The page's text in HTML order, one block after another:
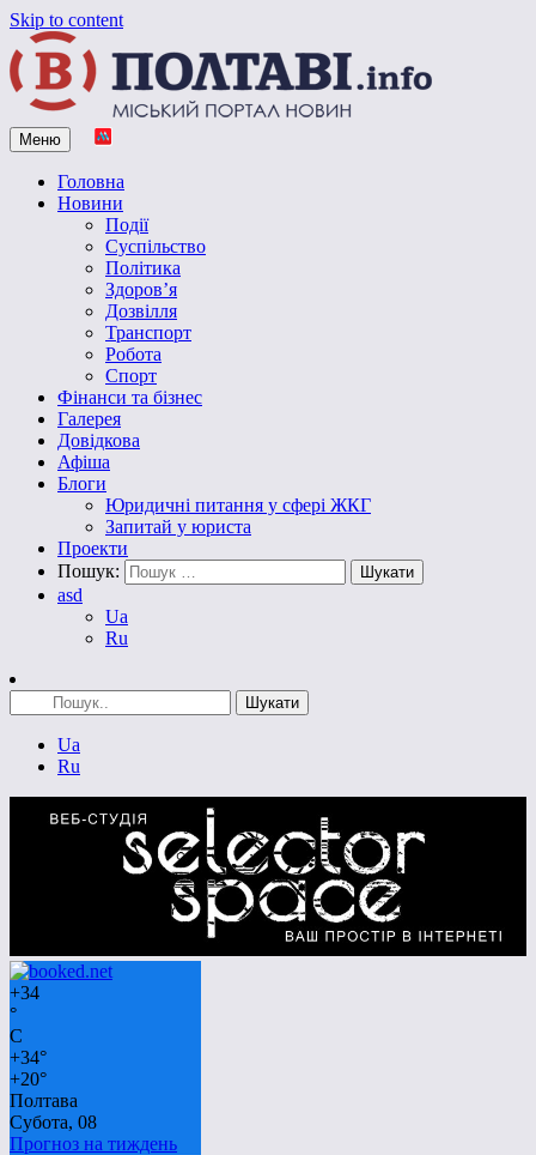
Skip to content
Vpoltave.info
Полтавський портал новин
Меню
Головна
Новини
Події
Суспільство
Політика
Здоров’я
Дозвілля
Транспорт
Робота
Спорт
Фінанси та бізнес
Галерея
Довідкова
Афіша
Блоги
Юридичні питання у сфері ЖКГ
Запитай у юриста
Проекти
Пошук:
asd
Ua
Ru
Ua
Ru
+34
°
C
+34°
+20°
Полтава
Субота, 08
Прогноз на тиждень